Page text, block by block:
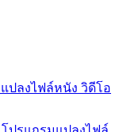
แปลงไฟล์หนัง วิดีโอ